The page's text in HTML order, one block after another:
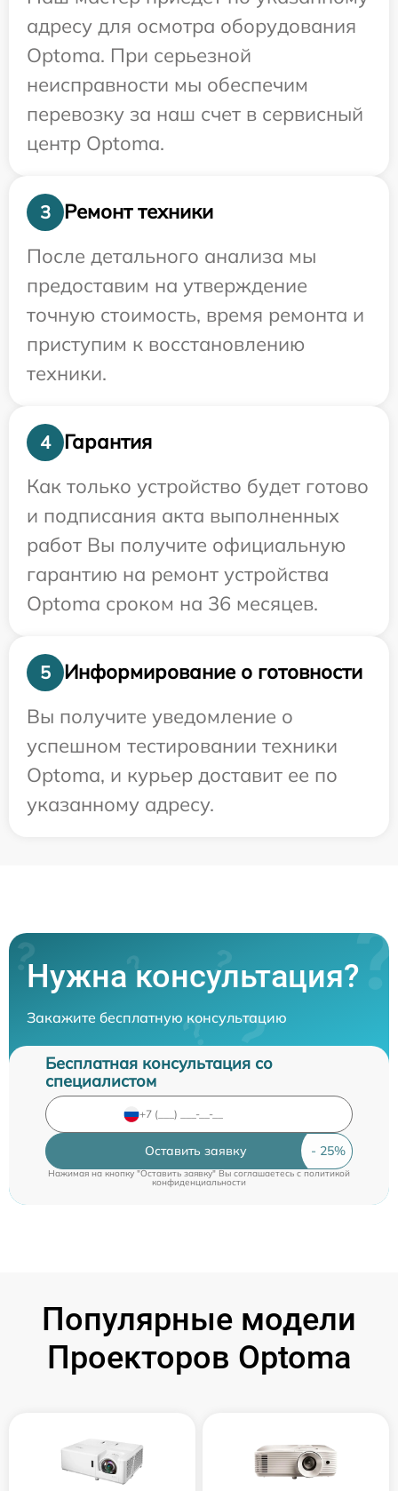
адресу для осмотра оборудования
Optoma. При серьезной
неисправности мы обеспечим
перевозку за наш счет в сервисный
центр Optoma.
3
Ремонт техники
После детального анализа мы
предоставим на утверждение
точную стоимость, время ремонта и
приступим к восстановлению
техники.
4
Гарантия
Как только устройство будет готово
и подписания акта выполненных
работ Вы получите официальную
гарантию на ремонт устройства
Optoma сроком на 36 месяцев.
5
Информирование о готовности
Вы получите уведомление о
успешном тестировании техники
Optoma, и курьер доставит ее по
указанному адресу.
Нужна консультация?
Закажите бесплатную консультацию
Бесплатная консультация со
специалистом
Оставить заявку
Нажимая на кнопку "Оставить заявку" Вы соглашаетесь cполитикой
конфиденциальности
Популярные модели
Проекторов Optoma